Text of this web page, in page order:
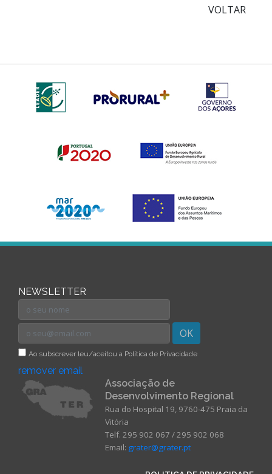
VOLTAR
NEWSLETTER
OK
Ao subscrever leu/aceitou a Política de Privacidade
remover email
Associação de
Desenvolvimento Regional
Rua do Hospital 19, 9760-475 Praia da
Vitória
Telf. 295 902 067 / 295 902 068
Email: grater@grater.pt